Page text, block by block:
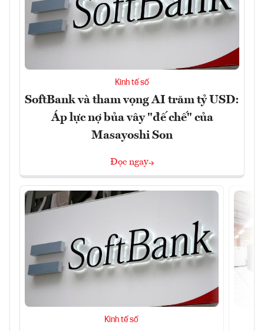
Kinh tế số
SoftBank và tham vọng AI trăm tỷ USD:
Áp lực nợ bủa vây "đế chế" của
Masayoshi Son
Đọc ngay
Kinh tế số